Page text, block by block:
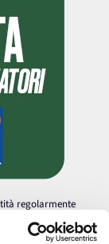
regolarmente
online di